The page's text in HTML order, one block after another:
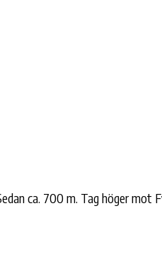
ca. 700 m. Tag höger mot